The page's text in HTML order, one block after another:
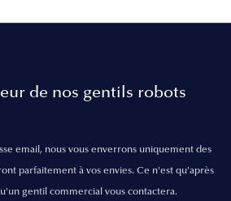
de nos gentils robots
email, nous vous enverrons uniquement des
parfaitement à vos envies. Ce n'est qu'après
gentil commercial vous contactera.